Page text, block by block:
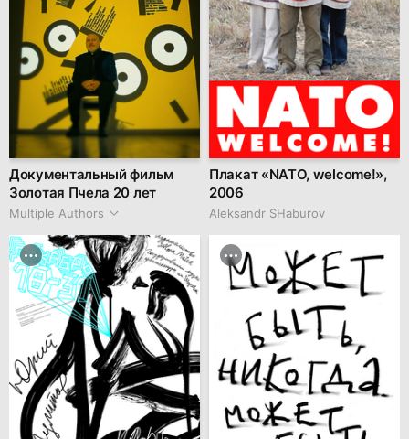
Документальный фильм
Золотая Пчела 20 лет
Multiple Authors
Плакат «NATO, welcome!»,
2006
Аleksandr SHaburov